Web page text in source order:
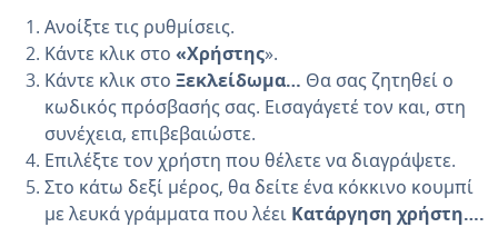
Ανοίξτε τις ρυθμίσεις.
Κάντε κλικ στο «Χρήστης».
Κάντε κλικ στο Ξεκλείδωμα… Θα σας ζητηθεί ο
κωδικός πρόσβασής σας. Εισαγάγετέ τον και, στη
συνέχεια, επιβεβαιώστε.
Επιλέξτε τον χρήστη που θέλετε να διαγράψετε.
Στο κάτω δεξί μέρος, θα δείτε ένα κόκκινο κουμπί
με λευκά γράμματα που λέει Κατάργηση χρήστη….